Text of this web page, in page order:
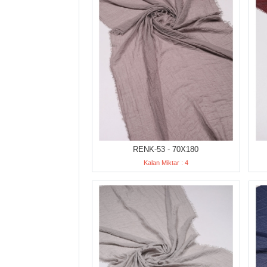
RENK-53 - 70X180
Kalan Miktar : 4